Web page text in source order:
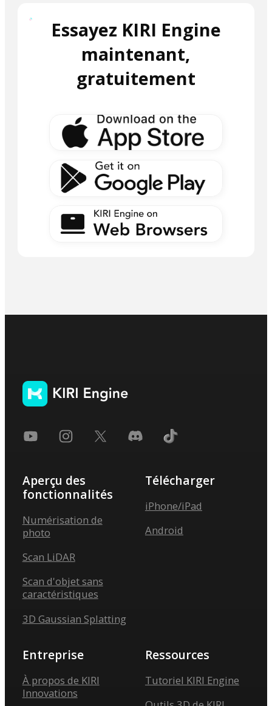
Essayez KIRI Engine
maintenant,
gratuitement
Aperçu des
fonctionnalités
Numérisation de
photo
Scan LiDAR
Scan d'objet sans
caractéristiques
3D Gaussian Splatting
Télécharger
iPhone/iPad
Android
Entreprise
À propos de KIRI
Innovations
Ressources
Tutoriel KIRI Engine